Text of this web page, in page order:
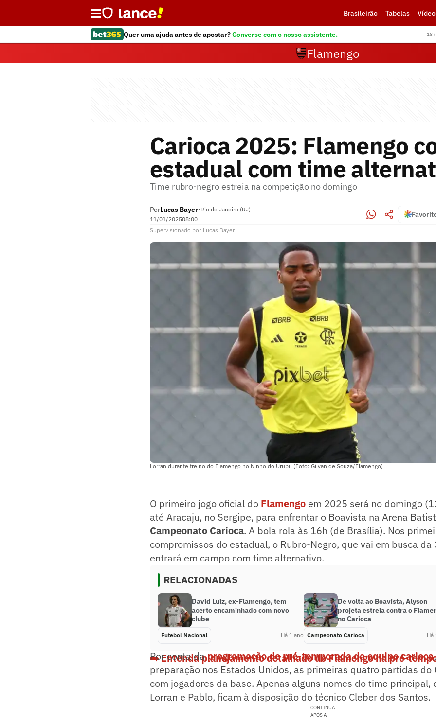
Brasileirão Tabelas
Quer uma ajuda antes de apostar?Converse com o nosso assistente.
Flamengo
Carioca 2025: Flamengo
estadual com time
Time rubro-negro estreia na competição no domingo
PorLucas Bayer•Rio de Janeiro (RJ)
11/01/202508:00
Supervisionado por Lucas Bayer
Lorran durante treino do Flamengo no Ninho do Urubu (Foto: Gilvan de Souza/Flamengo)
O primeiro jogo oficial do Flamengo em 2025 será no domingo
até Aracaju, no Sergipe, para enfrentar o Boavista na Arena
Campeonato Carioca. A bola rola às 16h (de Brasília). Nos
compromissos do estadual, o Rubro-Negro, que vai em busca da
entrará em campo com time alternativo.
RELACIONADAS
David Luiz, ex-Flamengo, tem
acerto encaminhado com novo
clube
Futebol Nacional Há 1 ano
De volta ao Boavista, Alyson
projeta estreia contra o
no Carioca
Campeonato Carioca Há
➡️ Entenda planejamento detalhado do Flamengo na pré-
Por conta daprogramação de pré-temporada da equipe carioca
preparação nos Estados Unidos, as primeiras quatro partidas do
com jogadores da base. Apenas alguns nomes do time principal,
Lorran e Pablo, ficam à disposição do técnico Cleber dos Santos.
CONTINUA
APÓS A